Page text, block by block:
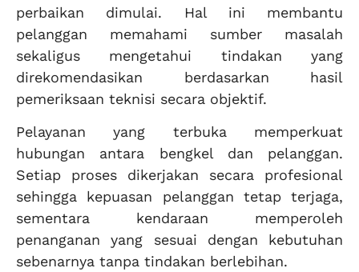
perbaikan dimulai. Hal ini membantu
pelanggan memahami sumber masalah
sekaligus mengetahui tindakan yang
direkomendasikan berdasarkan hasil
pemeriksaan teknisi secara objektif.
Pelayanan yang terbuka memperkuat
hubungan antara bengkel dan pelanggan.
Setiap proses dikerjakan secara profesional
sehingga kepuasan pelanggan tetap terjaga,
sementara kendaraan memperoleh
penanganan yang sesuai dengan kebutuhan
sebenarnya tanpa tindakan berlebihan.